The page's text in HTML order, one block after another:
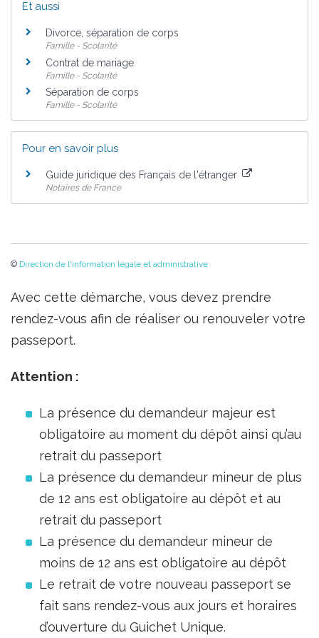
Et aussi
Divorce, séparation de corps
Famille - Scolarité
Contrat de mariage
Famille - Scolarité
Séparation de corps
Famille - Scolarité
Pour en savoir plus
Guide juridique des Français de l'étranger
Notaires de France
© Direction de l'information légale et administrative
Avec cette démarche, vous devez prendre
rendez-vous afin de réaliser ou renouveler votre
passeport.
Attention :
La présence du demandeur majeur est
obligatoire au moment du dépôt ainsi qu’au
retrait du passeport
La présence du demandeur mineur de plus
de 12 ans est obligatoire au dépôt et au
retrait du passeport
La présence du demandeur mineur de
moins de 12 ans est obligatoire au dépôt
Le retrait de votre nouveau passeport se
fait sans rendez-vous aux jours et horaires
d’ouverture du Guichet Unique.